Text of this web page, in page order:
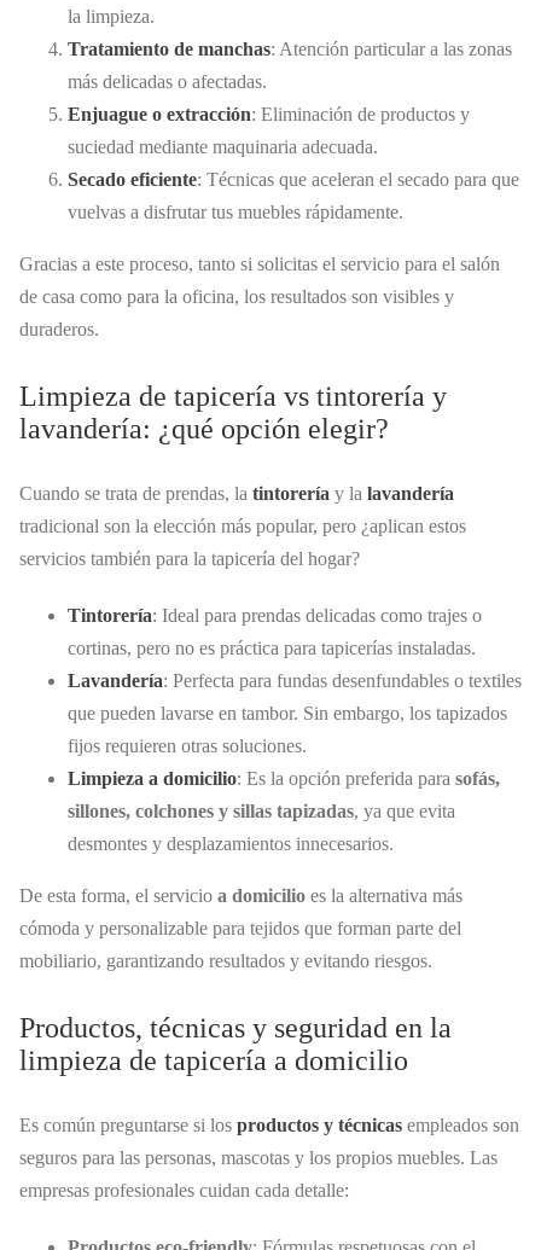
la limpieza.
Tratamiento de manchas: Atención particular a las zonas
más delicadas o afectadas.
Enjuague o extracción: Eliminación de productos y
suciedad mediante maquinaria adecuada.
Secado eficiente: Técnicas que aceleran el secado para que
vuelvas a disfrutar tus muebles rápidamente.
Gracias a este proceso, tanto si solicitas el servicio para el salón
de casa como para la oficina, los resultados son visibles y
duraderos.
Limpieza de tapicería vs tintorería y
lavandería: ¿qué opción elegir?
Cuando se trata de prendas, la tintorería y la lavandería
tradicional son la elección más popular, pero ¿aplican estos
servicios también para la tapicería del hogar?
Tintorería: Ideal para prendas delicadas como trajes o
cortinas, pero no es práctica para tapicerías instaladas.
Lavandería: Perfecta para fundas desenfundables o textiles
que pueden lavarse en tambor. Sin embargo, los tapizados
fijos requieren otras soluciones.
Limpieza a domicilio: Es la opción preferida para sofás,
sillones, colchones y sillas tapizadas, ya que evita
desmontes y desplazamientos innecesarios.
De esta forma, el servicio a domicilio es la alternativa más
cómoda y personalizable para tejidos que forman parte del
mobiliario, garantizando resultados y evitando riesgos.
Productos, técnicas y seguridad en la
limpieza de tapicería a domicilio
Es común preguntarse si los productos y técnicas empleados son
seguros para las personas, mascotas y los propios muebles. Las
empresas profesionales cuidan cada detalle: